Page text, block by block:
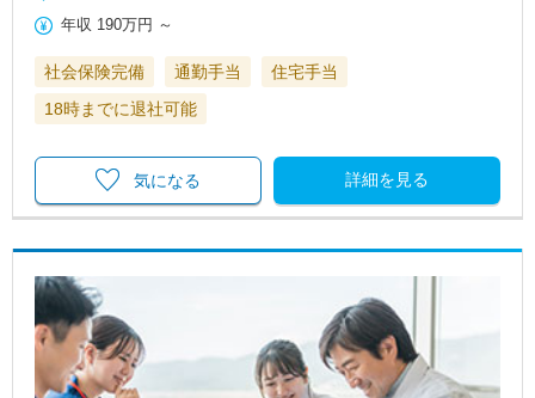
年収 190万円 ～
社会保険完備 通勤手当
住宅手当
18時までに退社可能
詳細を見る
気になる